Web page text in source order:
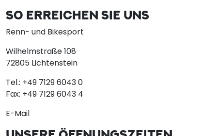
SO ERREICHEN SIE UNS
Renn- und Bikesport
Wilhelmstraße 108
72805 Lichtenstein
Tel.: +49 7129 6043 0
Fax: +49 7129 6043 4
E-Mail